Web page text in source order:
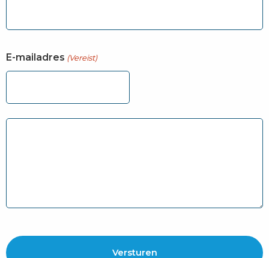
E-mailadres (Vereist)